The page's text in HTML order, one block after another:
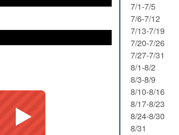
7/1-7/5
7/6-7/12
7/13-7/19
7/20-7/26
7/27-7/31
8/1-8/2
8/3-8/9
8/10-8/16
8/17-8/23
8/24-8/30
8/31